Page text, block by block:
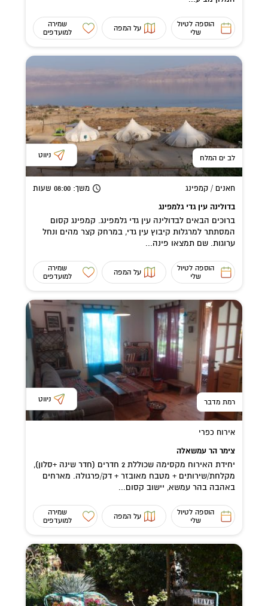
הוספה לטיול
שלי
על המפה
שמירה
למועדפים
לב ים המלח ניווט
חאנים / קמפינג משך: 08:00 שעות
בדולינה עין גדי גלמפינג
ברוכים הבאים לבדולינה עין גדי גלמפינג. קמפינג קסום
המסתתר למרגלות קיבוץ עין גדי, במרחק קצר מהים ונחל
ערוגות. שם תמצאו פינה...
הוספה לטיול
שלי
על המפה
שמירה
למועדפים
רמת מדבר ניווט
אירוח כפרי
צימר הר עמשאלה
יחידת האירוח מקסימה שכוללת 2 חדרים (חדר שינה +סלון),
מקלחת/שירותים + מטבח מאובזר + דק/פרגולה. מארחים
באהבה בהר עמשא, יישוב קסום...
הוספה לטיול
שלי
על המפה
שמירה
למועדפים